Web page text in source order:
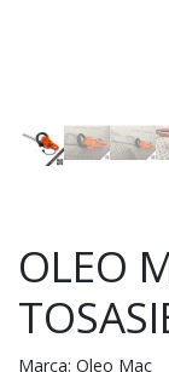
OLEO
Marca: Oleo Mac